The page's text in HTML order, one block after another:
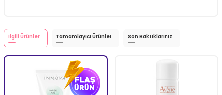
İlgili Ürünler Tamamlayıcı Ürünler Son Baktıklarınız